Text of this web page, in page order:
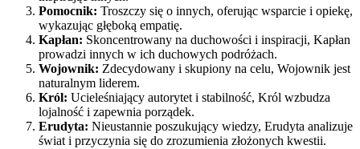
Pomocnik: Troszczy się o innych, oferując wsparcie i opiekę,
wykazując głęboką empatię.
Kapłan: Skoncentrowany na duchowości i inspiracji, Kapłan
prowadzi innych w ich duchowych podróżach.
Wojownik: Zdecydowany i skupiony na celu, Wojownik jest
naturalnym liderem.
Król: Ucieleśniający autorytet i stabilność, Król wzbudza
lojalność i zapewnia porządek.
Erudyta: Nieustannie poszukujący wiedzy, Erudyta analizuje
świat i przyczynia się do zrozumienia złożonych kwestii.